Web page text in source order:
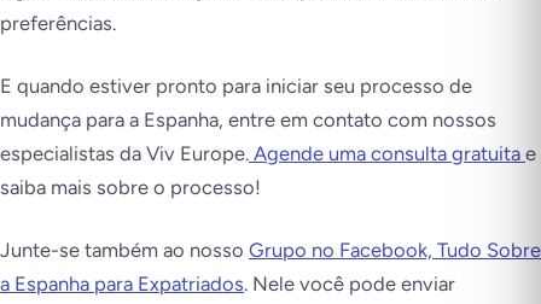
preferências.
E quando estiver pronto para iniciar seu processo de
mudança para a Espanha, entre em contato com nossos
especialistas da Viv Europe. Agende uma consulta gratuita e
saiba mais sobre o processo!
Junte-se também ao nosso Grupo no Facebook, Tudo Sobre
a Espanha para Expatriados. Nele você pode enviar